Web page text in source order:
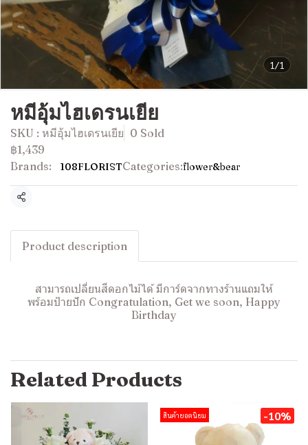
1/1
หมีอุ้มไฮเดรนเยีย
SKU : หมีอุ้มไฮเดรนเยีย 0 Sold
฿1,439
Brands:
108FLORISTCategories:flower&bear
Share
Product description
สามารถเปลี่ยนสีดอกไม้ได้ มีการ์ดจากทางร้านแถมให้
พร้อมป้ายปัก Congratulation, Get we soon, Happy
Birthday
Related Products
สินค้ายอดนิยม -10%